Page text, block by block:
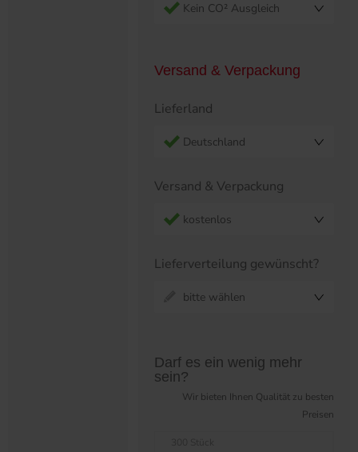
Kein CO² Ausgleich
Versand & Verpackung
Lieferland
Deutschland
Versand & Verpackung
kostenlos
Lieferverteilung gewünscht?
bitte wählen
Darf es ein wenig mehr
sein?
Wir bieten Ihnen Qualität zu besten
Preisen